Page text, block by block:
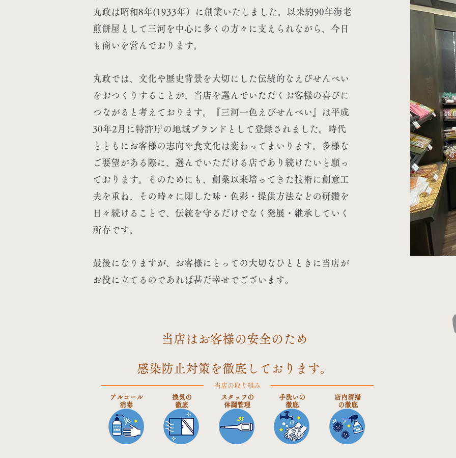
丸政は昭和8年(1933年）に創業いたしました。以来約90年海老
煎餅屋として三河を中心に多くの方々に支えられながら、今日
も商いを営んでおります。
丸政では、文化や歴史背景を大切にした伝統的なえびせんべい
をおつくりすることが、当店を選んでいただくお客様の喜びに
つながると考えております。『三河一色えびせんべい』は平成
30年2月に特許庁の地域ブランドとして登録されました。時代
とともにお客様の志向や食文化は変わってまいります。多様な
ご要望がある際に、選んでいただける店であり続けたいと願っ
ております。そのためにも、創業以来培ってきた技術に創意工
夫を重ね、その時々に即した味・色彩・提供方法などの研鑽を
日々続けることで、伝統を守るだけでなく発展・継承していく
所存です。
最後になりますが、お客様にとっての大切なひとときに当店が
お役に立てるのであれば甚だ幸せでございます。
当店はお客様の安全のため
​感染防止対策を徹底しております。
当店の取り組み
アルコール
​消毒
換気の
​徹底
スタッフの
​体調管理
手洗いの
​徹底
店内清掃
​の徹底